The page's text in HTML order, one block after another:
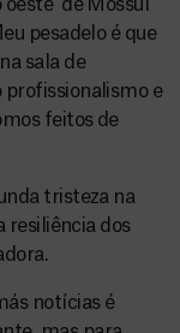
oeste de Mossul
pesadelo é que
sala de
profissionalismo e
feitos de
tristeza na
resiliência dos
notícias é